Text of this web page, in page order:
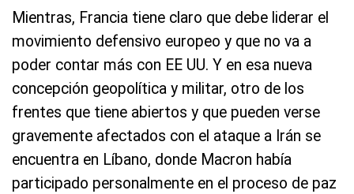
Mientras, Francia tiene claro que debe liderar el
movimiento defensivo europeo y que no va a
poder contar más con EE UU. Y en esa nueva
concepción geopolítica y militar, otro de los
frentes que tiene abiertos y que pueden verse
gravemente afectados con el ataque a Irán se
encuentra en Líbano, donde Macron había
participado personalmente en el proceso de paz